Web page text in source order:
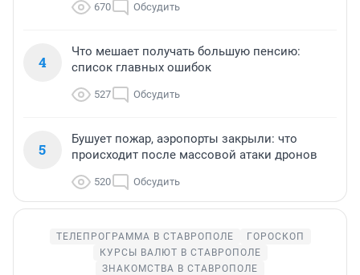
670 Обсудить
4
Что мешает получать большую пенсию:
список главных ошибок
527 Обсудить
5
Бушует пожар, аэропорты закрыли: что
происходит после массовой атаки дронов
520 Обсудить
ТЕЛЕПРОГРАММА В СТАВРОПОЛЕ
ГОРОСКОП
КУРСЫ ВАЛЮТ В СТАВРОПОЛЕ
ЗНАКОМСТВА В СТАВРОПОЛЕ